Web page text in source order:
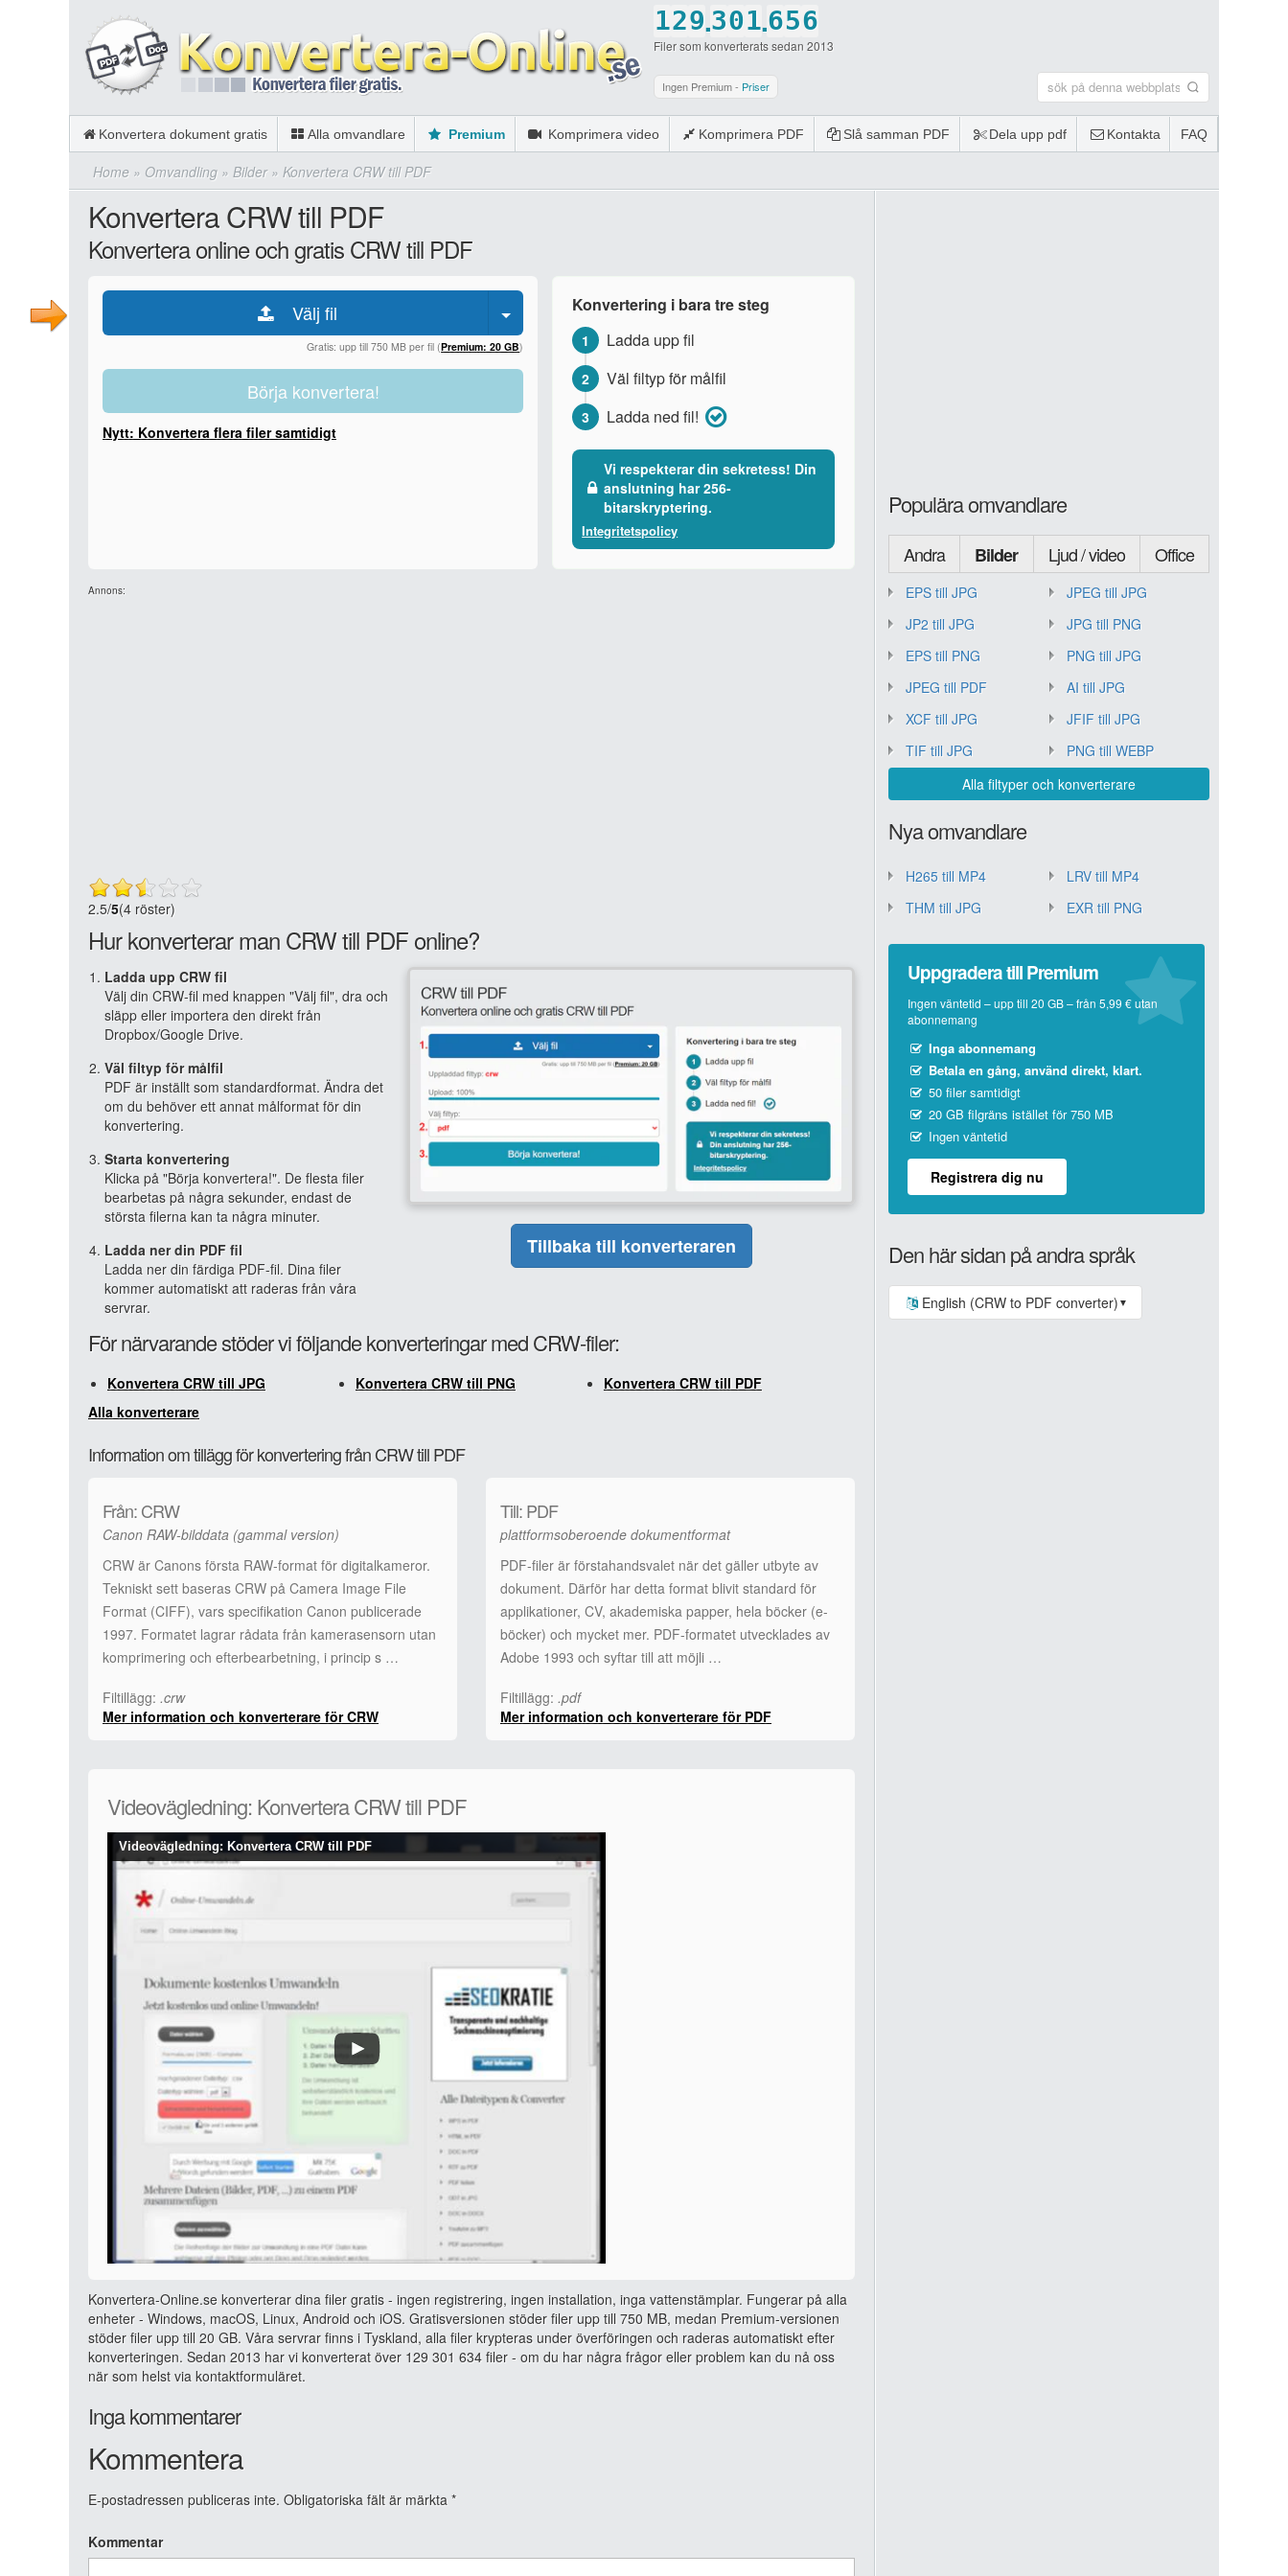
1
2
3
4
5
6
0
2
3
4
5
6
7
9
0
.3
4
5
6
7
8
0
1
2
3
4
5
9
1
2
3
4
5
6
0
.6
7
8
9
0
5
6
8
9
0
6
7
9
0
Filer som konverterats sedan 2013
Ingen Premium - Priser
Konvertera dokument gratis Alla omvandlare Premium Komprimera video Komprimera PDF Slå samman PDF Dela upp pdf Kontakta FAQ
Home » Omvandling » Bilder» Konvertera CRW till PDF
Konvertera CRW till PDF
Konvertera online och gratis CRW till PDF
Välj fil
Gratis: upp till 750 MB per fil (Premium: 20 GB)
Börja konvertera!
Nytt: Konvertera flera filer samtidigt
Konvertering i bara tre steg
1 Ladda upp fil
2 Väl filtyp för målfil
3 Ladda ned fil!
Vi respekterar din sekretess! Din
anslutning har 256-
bitarskryptering.
Integritetspolicy
Annons:
2.5/5(4 röster)
Hur konverterar man CRW till PDF online?
Ladda upp CRW fil
Välj din CRW-fil med knappen "Välj fil", dra och
släpp eller importera den direkt från
Dropbox/Google Drive.
Väl filtyp för målfil
PDF är inställt som standardformat. Ändra det
om du behöver ett annat målformat för din
konvertering.
Starta konvertering
Klicka på "Börja konvertera!". De flesta filer
bearbetas på några sekunder, endast de
största filerna kan ta några minuter.
Ladda ner din PDF fil
Ladda ner din färdiga PDF-fil. Dina filer
kommer automatiskt att raderas från våra
servrar.
Tillbaka till konverteraren
För närvarande stöder vi följande konverteringar med CRW-filer:
Konvertera CRW till JPG Konvertera CRW till PNG
Konvertera CRW till PDF
Alla konverterare
Information om tillägg för konvertering från CRW till PDF
Från: CRW
Canon RAW-bilddata (gammal version)
CRW är Canons första RAW-format för digitalkameror.
Tekniskt sett baseras CRW på Camera Image File
Format (CIFF), vars specifikation Canon publicerade
1997. Formatet lagrar rådata från kamerasensorn utan
komprimering och efterbearbetning, i princip s …
Filtillägg: .crw
Mer information och konverterare för CRW
Till: PDF
plattformsoberoende dokumentformat
PDF-filer är förstahandsvalet när det gäller utbyte av
dokument. Därför har detta format blivit standard för
applikationer, CV, akademiska papper, hela böcker (e-
böcker) och mycket mer. PDF-formatet utvecklades av
Adobe 1993 och syftar till att möjli …
Filtillägg: .pdf
Mer information och konverterare för PDF
Videovägledning: Konvertera CRW till PDF
Videovägledning: Konvertera CRW till PDF
Konvertera-Online.se konverterar dina filer gratis - ingen registrering, ingen installation, inga vattenstämplar. Fungerar på alla
enheter - Windows, macOS, Linux, Android och iOS. Gratisversionen stöder filer upp till 750 MB, medan Premium-versionen
stöder filer upp till 20 GB. Våra servrar finns i Tyskland, alla filer krypteras under överföringen och raderas automatiskt efter
konverteringen. Sedan 2013 har vi konverterat över 129 301 634 filer - om du har några frågor eller problem kan du nå oss
när som helst via kontaktformuläret.
Inga kommentarer
Kommentera
E-postadressen publiceras inte. Obligatoriska fält är märkta *
Kommentar
Populära omvandlare
Andra Bilder Ljud / video Office
EPS till JPG
JPEG till JPG
JP2 till JPG
JPG till PNG
EPS till PNG
PNG till JPG
JPEG till PDF
AI till JPG
XCF till JPG
JFIF till JPG
TIF till JPG
PNG till WEBP
Alla filtyper och konverterare
Nya omvandlare
H265 till MP4
LRV till MP4
THM till JPG
EXR till PNG
Uppgradera till Premium
Ingen väntetid – upp till 20 GB – från 5,99 € utan
abonnemang
Inga abonnemang
Betala en gång, använd direkt, klart.
50 filer samtidigt
20 GB filgräns istället för 750 MB
Ingen väntetid
Registrera dig nu
Den här sidan på andra språk
English (CRW to PDF converter) ▼